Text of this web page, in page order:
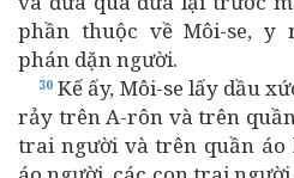
phần thuộc về Môi-se, y
phán dặn người.
30 Kế ấy, Môi-se lấy dầu
rảy trên A-rôn và trên
trai người và trên quần áo